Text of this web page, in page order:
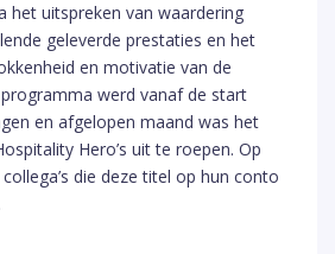
het uitspreken van waardering
geleverde prestaties en het
en motivatie van de
werd vanaf de start
en afgelopen maand was het
Hero’s uit te roepen. Op
die deze titel op hun conto